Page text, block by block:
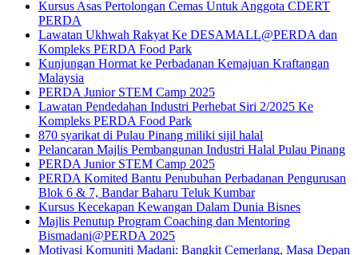
Kursus Asas Pertolongan Cemas Untuk Anggota CDERT
PERDA
Lawatan Ukhwah Rakyat Ke DESAMALL@PERDA dan
Kompleks PERDA Food Park
Kunjungan Hormat ke Perbadanan Kemajuan Kraftangan
Malaysia
PERDA Junior STEM Camp 2025
Lawatan Pendedahan Industri Perhebat Siri 2/2025 Ke
Kompleks PERDA Food Park
870 syarikat di Pulau Pinang miliki sijil halal
Pelancaran Majlis Pembangunan Industri Halal Pulau Pinang
PERDA Junior STEM Camp 2025
PERDA Komited Bantu Penubuhan Perbadanan Pengurusan
Blok 6 & 7, Bandar Baharu Teluk Kumbar
Kursus Kecekapan Kewangan Dalam Dunia Bisnes
Majlis Penutup Program Coaching dan Mentoring
Bismadani@PERDA 2025
Motivasi Komuniti Madani: Bangkit Cemerlang, Masa Depan